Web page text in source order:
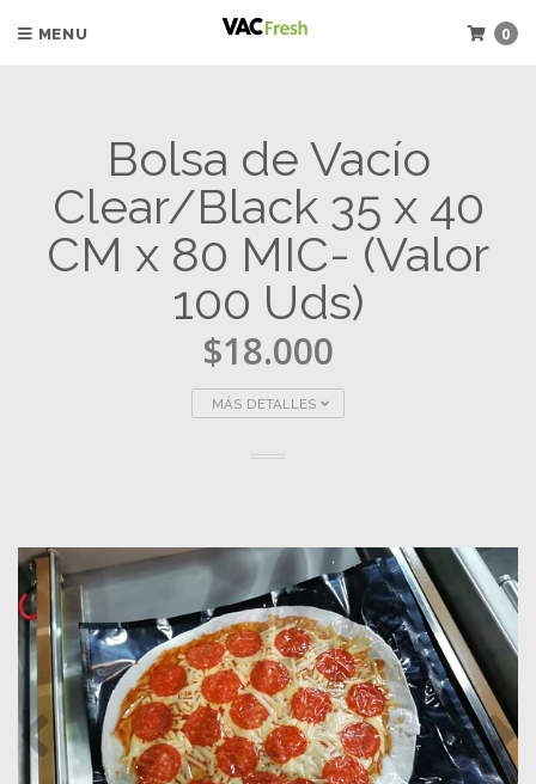
MENU 0
Bolsa de Vacío
Clear/Black 35 x 40
CM x 80 MIC- (Valor
100 Uds)
$18.000
MÁS DETALLES